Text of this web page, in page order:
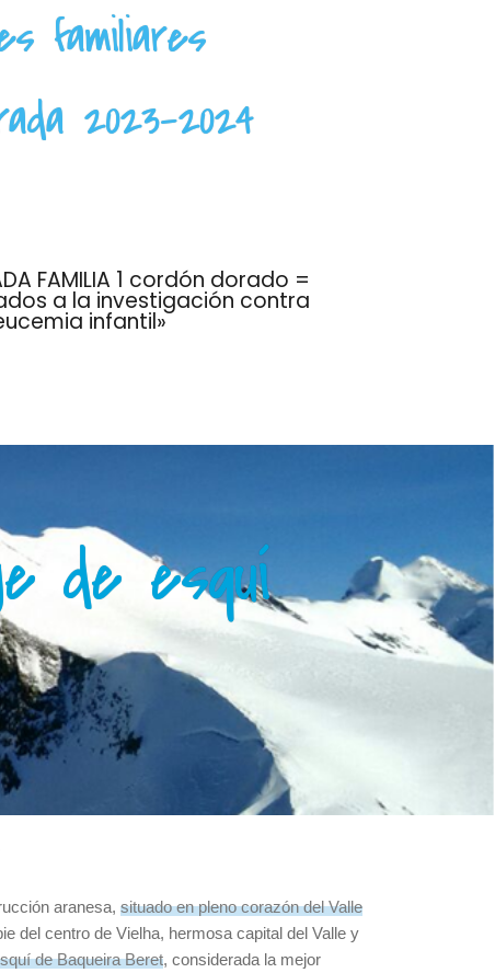
familiares
2023-2024
FAMILIA 1 cordón dorado =
a la investigación contra
infantil»
de esquí
aranesa, situado en pleno corazón del Valle
del centro de Vielha, hermosa capital del Valle y
de Baqueira Beret, considerada la mejor